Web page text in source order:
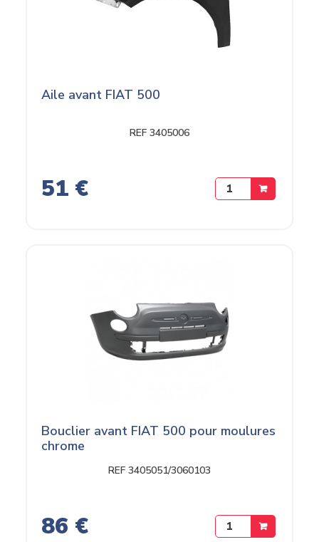
Aile avant FIAT 500
REF 3405006
51 €
Bouclier avant FIAT 500 pour moulures
chrome
REF 3405051/3060103
86 €